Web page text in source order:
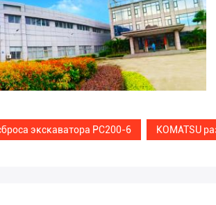
экскаватора PC200-6 KOMATSU